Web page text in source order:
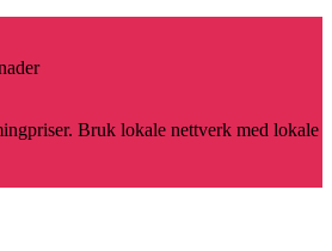
Bruk lokale nettverk med lokale